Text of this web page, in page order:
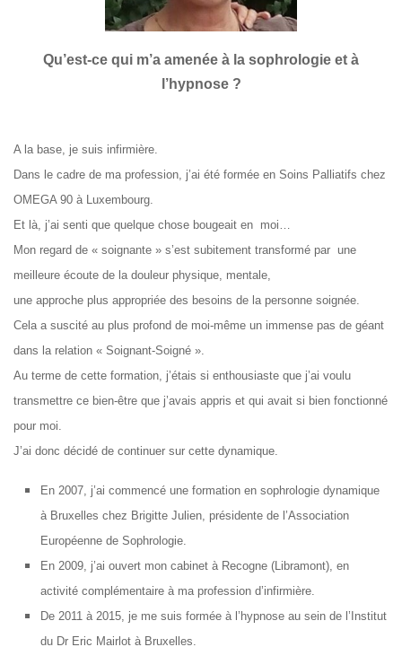
Qu’est-ce qui m’a amenée à la sophrologie et à
l’hypnose ?
A la base, je suis infirmière.
Dans le cadre de ma profession, j’ai été formée en Soins Palliatifs chez
OMEGA 90 à Luxembourg.
Et là, j’ai senti que quelque chose bougeait en moi…
Mon regard de « soignante » s’est subitement transformé par une
meilleure écoute de la douleur physique, mentale,
une approche plus appropriée des besoins de la personne soignée.
Cela a suscité au plus profond de moi-même un immense pas de géant
dans la relation « Soignant-Soigné ».
Au terme de cette formation, j’étais si enthousiaste que j’ai voulu
transmettre ce bien-être que j’avais appris et qui avait si bien fonctionné
pour moi.
J’ai donc décidé de continuer sur cette dynamique.
En 2007, j’ai commencé une formation en sophrologie dynamique
à Bruxelles chez Brigitte Julien, présidente de l’Association
Européenne de Sophrologie.
En 2009, j’ai ouvert mon cabinet à Recogne (Libramont), en
activité complémentaire à ma profession d’infirmière.
De 2011 à 2015, je me suis formée à l’hypnose au sein de l’Institut
du Dr Eric Mairlot à Bruxelles.